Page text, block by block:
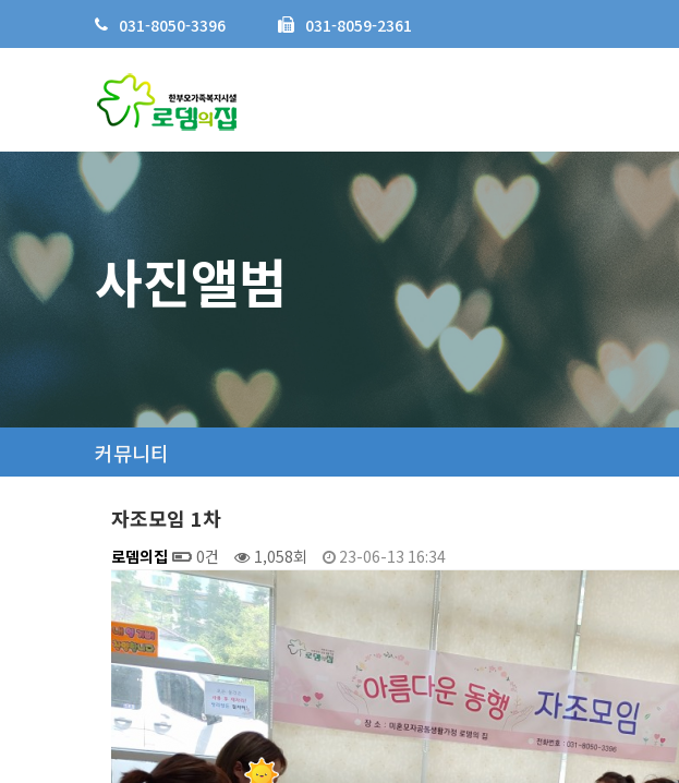
031-8050-3396 031-8059-2361
사진앨범
커뮤니티
자조모임 1차
로뎀의집 0건 1,058회 23-06-13 16:34